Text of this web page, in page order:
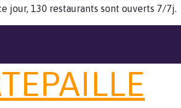
jour, 130 restaurants sont ouverts 7/7j.